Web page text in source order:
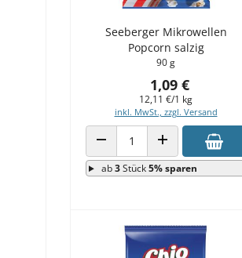
Seeberger Mikrowellen
Popcorn salzig
90 g
1,09 €
12,11 €/1 kg
inkl. MwSt., zzgl. Versand
ANZAHL VERRINGERNANZAHL ERHÖHEN
ab3Stück5% sparen